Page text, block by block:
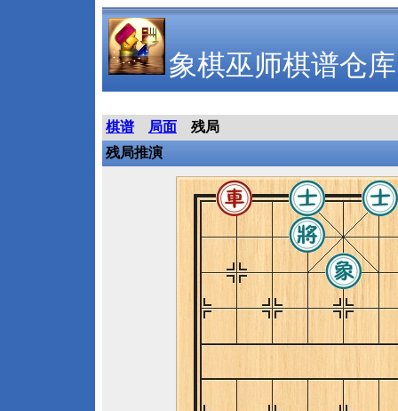
象棋巫师棋谱仓库
棋谱 局面
残局
残局推演